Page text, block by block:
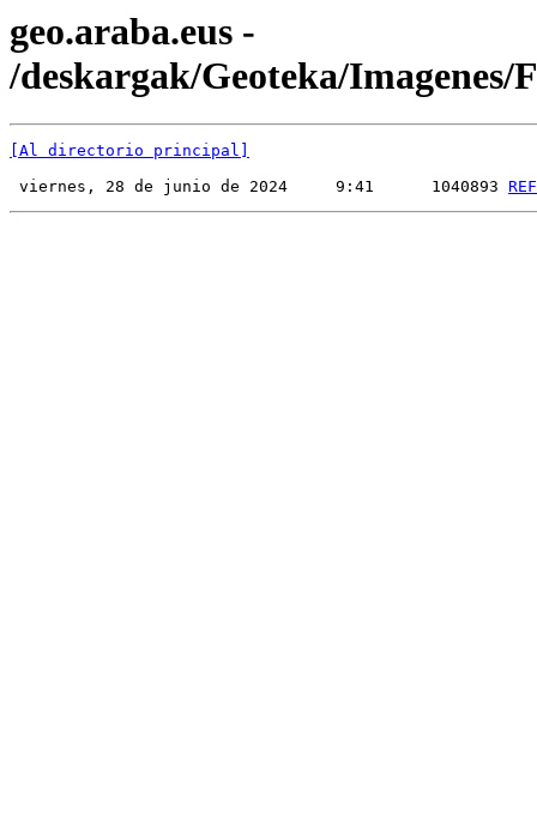
geo.araba.eus -
/deskargak/Geoteka/Imagenes/
[Al directorio principal]
viernes, 28 de junio de 2024     9:41      1040893